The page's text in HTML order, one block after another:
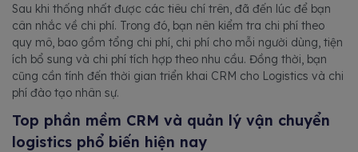
Sau khi thống nhất được các tiêu chí trên, đã đến lúc để bạn
cân nhắc về chi phí. Trong đó, bạn nên kiểm tra chi phí theo
quy mô, bao gồm tổng chi phí, chi phí cho mỗi người dùng, tiện
ích bổ sung và chi phí tích hợp theo nhu cầu. Đồng thời, bạn
cũng cần tính đến thời gian triển khai CRM cho Logistics và chi
phí đào tạo nhân sự.
Top phần mềm CRM và quản lý vận chuyển
logistics phổ biến hiện nay